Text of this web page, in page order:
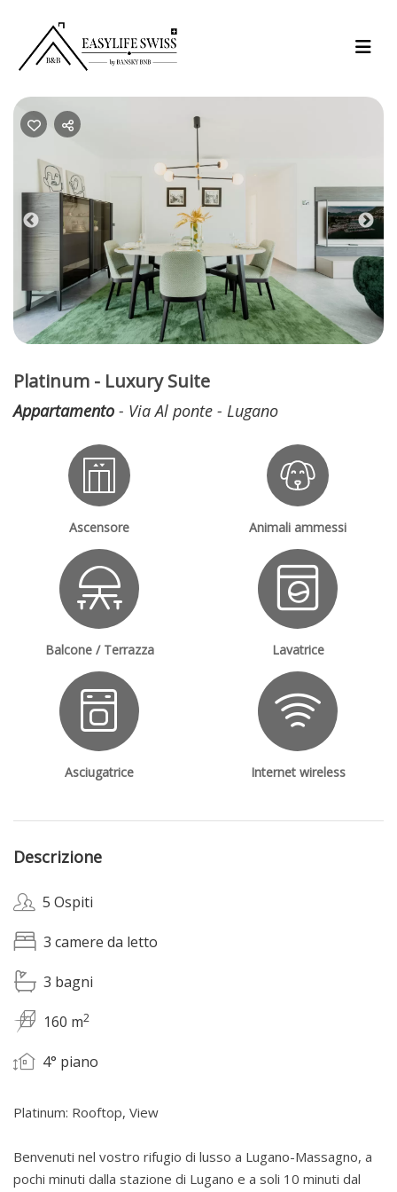
Previous
Platinum - Luxury Suite
Appartamento - Via Al ponte - Lugano
Ascensore Animali ammessi
Balcone / Terrazza Lavatrice
Asciugatrice Internet wireless
Descrizione
5 Ospiti
3 camere da letto
3 bagni
160 m2
4° piano
Platinum: Rooftop, View
Benvenuti nel vostro rifugio di lusso a Lugano-Massagno, a
pochi minuti dalla stazione di Lugano e a soli 10 minuti dal